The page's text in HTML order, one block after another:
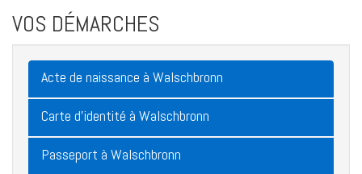
VOS DÉMARCHES
Acte de naissance à Walschbronn
Carte d'identité à Walschbronn
Passeport à Walschbronn